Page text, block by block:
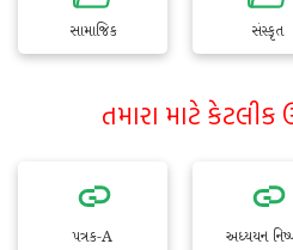
સામાજિક સંસ્કૃત
તમારા માટે કેટલીક
પત્રક-A અધ્યયન